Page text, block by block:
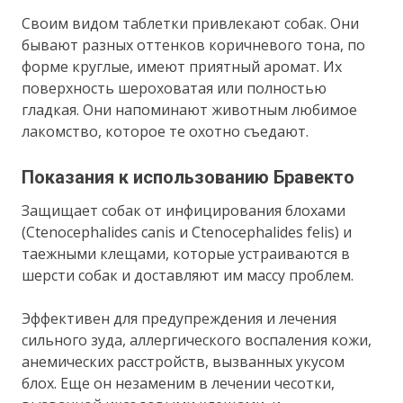
Своим видом таблетки привлекают собак. Они
бывают разных оттенков коричневого тона, по
форме круглые, имеют приятный аромат. Их
поверхность шероховатая или полностью
гладкая. Они напоминают животным любимое
лакомство, которое те охотно съедают.
Показания к использованию Бравекто
Защищает собак от инфицирования блохами
(Ctenocephalides canis и Ctenocephalides felis) и
таежными клещами, которые устраиваются в
шерсти собак и доставляют им массу проблем.
Эффективен для предупреждения и лечения
сильного зуда, аллергического воспаления кожи,
анемических расстройств, вызванных укусом
блох. Еще он незаменим в лечении чесотки,